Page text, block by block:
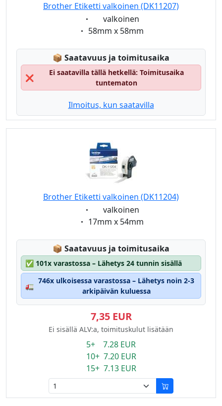
Brother Etiketti valkoinen (DK11207)
Eigenschaft:
valkoinen
Eigenschaft:
58mm x 58mm
📦 Lagerstatus:
Saatavuus ja toimitusaika
❌
Ei saatavilla tällä hetkellä: Toimitusaika
tuntematon
Ilmoitus, kun saatavilla
Brother Etiketti valkoinen (DK11204)
Eigenschaft:
valkoinen
Eigenschaft:
17mm x 54mm
📦 Lagerstatus:
Saatavuus ja toimitusaika
✅ 101x varastossa – Lähetys 24 tunnin sisällä
🚛
746x ulkoisessa varastossa – Lähetys noin 2-3
arkipäivän kuluessa
7,35 EUR
Ei sisällä ALV:a, toimituskulut lisätään
5+ 7.28 EUR
10+ 7.20 EUR
15+ 7.13 EUR